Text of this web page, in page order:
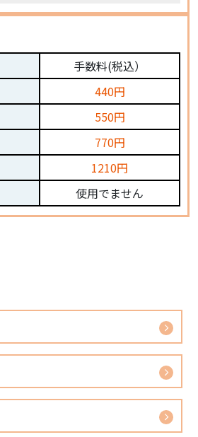
手数料(税込）
440円
550円
770円
1210円
使用でません